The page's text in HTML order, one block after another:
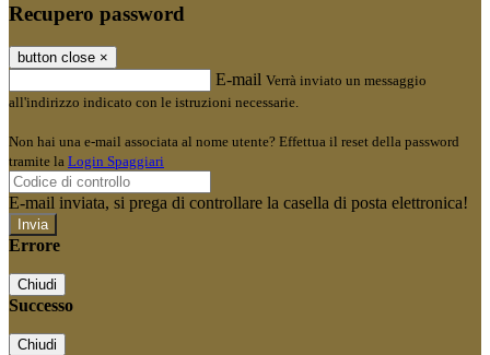
Recupero password
button close ×
E-mail Verrà inviato un messaggio
all'indirizzo indicato con le istruzioni necessarie.
Non hai una e-mail associata al nome utente? Effettua il reset della password
tramite la Login Spaggiari
E-mail inviata, si prega di controllare la casella di posta elettronica!
Errore
Chiudi
Successo
Chiudi